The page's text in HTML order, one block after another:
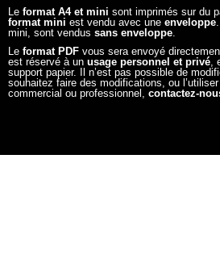
Le format A4 et mini sont imprimés sur du
format mini est vendu avec une enveloppe
mini, sont vendus sans enveloppe
Le format PDF vous sera envoyé
est réservé à un usage personnel et privé
support papier. Il n’est pas possible de
souhaitez faire des modifications, ou
commercial ou professionnel, contactez-